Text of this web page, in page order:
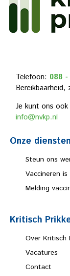
Telefoon: 088
Bereikbaarheid,
Je kunt ons ook
info@nvkp.nl
Onze diensten
Steun ons
Vaccineren
Melding
Kritisch
Over Kritisch
Vacatures
Contact